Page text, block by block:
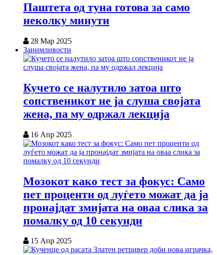
Паштета од туна готова за само
неколку минути
28 Мар 2025
Занимливости
Кучето се налутило затоа што
сопственикот не ја слуша својата
жена, па му одржал лекција
16 Апр 2025
Мозокот како тест за фокус: Само
пет проценти од луѓето можат да ја
пронајдат змијата на оваа слика за
помалку од 10 секунди
15 Апр 2025